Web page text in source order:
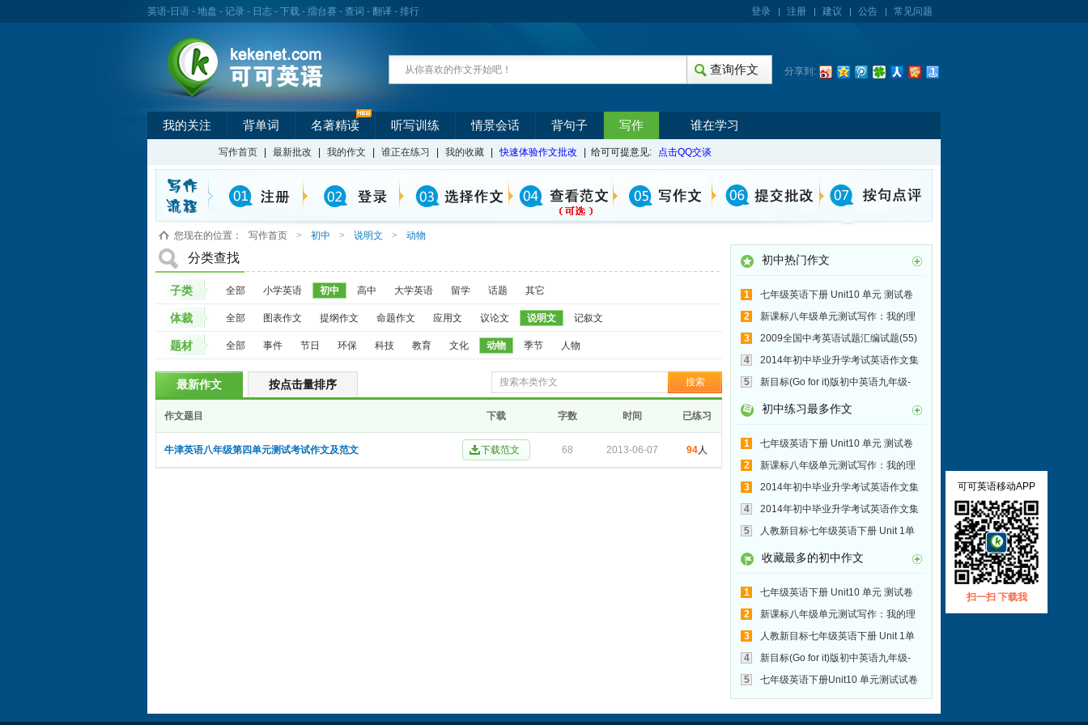
英语- 日语 - 地盘 - 记录 - 日志 - 下载 - 擂台赛 - 查词 - 翻译 - 排行 登录 注册 建议 公告 常见问题
分享到:
我的关注 背单词 名著精读 听写训练 情景会话 背句子 写作 谁在学习
写作首页 最新批改 我的作文 谁正在练习 我的收藏 快速体验作文批改 | 给可可提意见: 点击QQ交谈
您现在的位置： 写作首页 > 初中 > 说明文 > 动物
分类查找
子类 全部 小学英语 初中 高中 大学英语 留学 话题 其它
体裁 全部 图表作文 提纲作文 命题作文 应用文 议论文 说明文 记叙文
题材 全部 事件 节日 环保 科技 教育 文化 动物 季节 人物
最新作文 按点击量排序
作文题目 下载 字数 时间 已练习
牛津英语八年级第四单元测试考试作文及范文 68 2013-06-07 94人
初中热门作文
1
七年级英语下册 Unit10 单元 测试卷
写作范文：有趣的一天
2
新课标八年级单元测试写作：我的理
想
3
2009全国中考英语试题汇编试题(55)
写作:雾霾天气（haze weather)
4
2014年初中毕业升学考试英语作文集
锦171:中考
5
新目标(Go for it)版初中英语九年级-
Uint7 单元测试写作：介绍黄山
初中练习最多作文
1
七年级英语下册 Unit10 单元 测试卷
写作范文：有趣的一天
2
新课标八年级单元测试写作：我的理
想
3
2014年初中毕业升学考试英语作文集
锦171:中考
4
2014年初中毕业升学考试英语作文集
锦170:Wonderland
5
人教新目标七年级英语下册 Unit 1单
元 测试卷
收藏最多的初中作文
1
七年级英语下册 Unit10 单元 测试卷
写作范文：有趣的一天
2
新课标八年级单元测试写作：我的理
想
3
人教新目标七年级英语下册 Unit 1单
元 测试卷
4
新目标(Go for it)版初中英语九年级-
Uint7 单元测试写作：介绍黄山
5
七年级英语下册Unit10 单元测试试卷
作文附范文:My Busy Day
可可英语移动APP
扫一扫 下载我